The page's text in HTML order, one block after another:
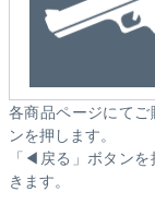
各商品ページにて
ンを押します。
「◀戻る」ボタン
きます。